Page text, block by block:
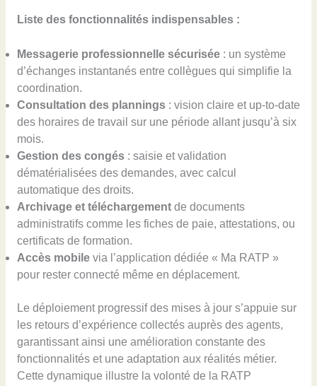
Liste des fonctionnalités indispensables :
Messagerie professionnelle sécurisée: un système
d’échanges instantanés entre collègues qui simplifie la
coordination.
Consultation des plannings: vision claire et up-to-date
des horaires de travail sur une période allant jusqu’à six
mois.
Gestion des congés: saisie et validation
dématérialisées des demandes, avec calcul
automatique des droits.
Archivage et téléchargementde documents
administratifs comme les fiches de paie, attestations, ou
certificats de formation.
Accès mobilevia l’application dédiée « Ma RATP »
pour rester connecté même en déplacement.
Le déploiement progressif des mises à jour s’appuie sur
les retours d’expérience collectés auprès des agents,
garantissant ainsi une amélioration constante des
fonctionnalités et une adaptation aux réalités métier.
Cette dynamique illustre la volonté de la RATP